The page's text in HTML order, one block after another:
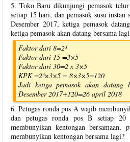
5. Toko Baru dikunjungi pemasok
setiap 15 hari, dan pemasok susu
Desember 2017, ketiga pemasok
ketiga pemasok akan datang bersama
Faktor dari 8=2³
Faktor dari 15 =3×5
Faktor dari 30=2 x 3×5
KPK =2³×3×5 = 8×3×5=120
Jadi ketiga pemasok akan datang
Desember 2017+120=26 april 2018
6. Petugas ronda pos A wajib
dan petugas ronda pos B setiap
membunyikan kentongan bersamaan,
membunyikan kentongan bersama lagi?